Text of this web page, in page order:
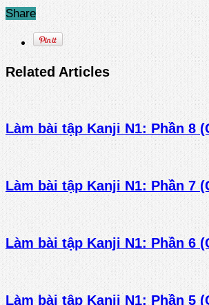
Share
Related Articles
Làm bài tập Kanji N1: Phần 8
Làm bài tập Kanji N1: Phần 7
Làm bài tập Kanji N1: Phần 6
Làm bài tập Kanji N1: Phần 5